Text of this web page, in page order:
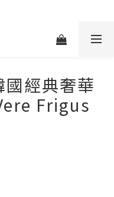
國經典奢華
Frigus